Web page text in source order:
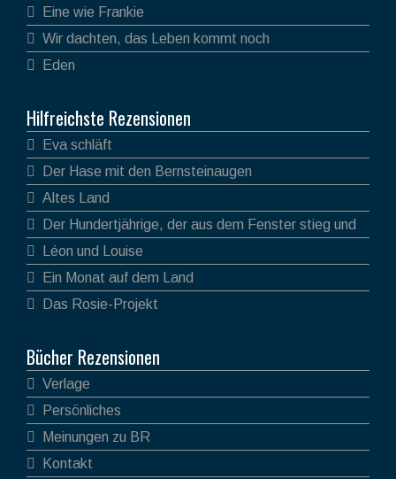
Eine wie Frankie
Wir dachten, das Leben kommt noch
Eden
Hilfreichste Rezensionen
Eva schläft
Der Hase mit den Bernsteinaugen
Altes Land
Der Hundertjährige, der aus dem Fenster stieg und
verschwand
Léon und Louise
Ein Monat auf dem Land
Das Rosie-Projekt
Bücher Rezensionen
Verlage
Persönliches
Meinungen zu BR
Kontakt